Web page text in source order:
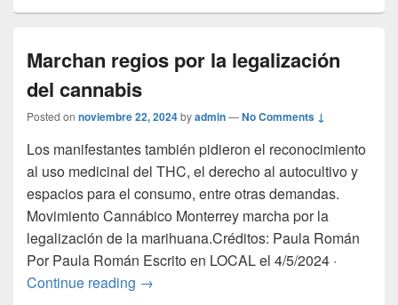
Marchan regios por la legalización
del cannabis
Posted on noviembre 22, 2024byadmin—No Comments ↓
Los manifestantes también pidieron el reconocimiento
al uso medicinal del THC, el derecho al autocultivo y
espacios para el consumo, entre otras demandas.
Movimiento Cannábico Monterrey marcha por la
legalización de la marihuana.Créditos: Paula Román
Por Paula Román Escrito en LOCAL el 4/5/2024 ·
Continue reading Marchan regios por la legalización del
→